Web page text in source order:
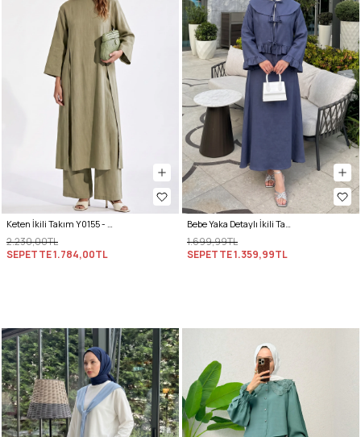
Keten İkili Takım Y0155 - AÇIK HAKİ
2.230,00TL
SEPETTE1.784,00TL
Bebe Yaka Detaylı İkili Takım Y0141 - İNDİGO
1.699,99TL
SEPETTE1.359,99TL